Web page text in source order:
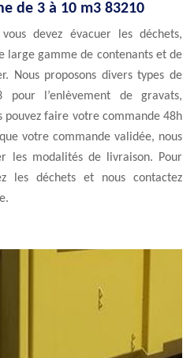
de 3 à 10 m3 83210
devez évacuer les déchets,
large gamme de contenants et de
Nous proposons divers types de
l’enlèvement de gravats,
pouvez faire votre commande 48h
votre commande validée, nous
les modalités de livraison. Pour
les déchets et nous contactez